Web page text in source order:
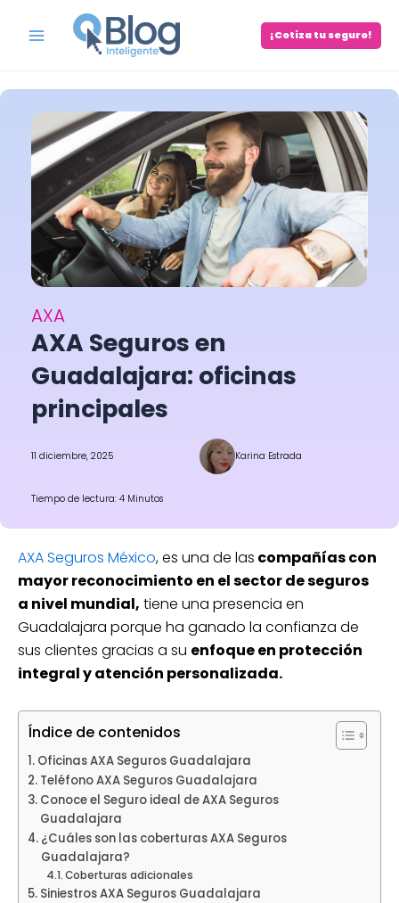
Menu
¡Cotiza tu seguro!
AXA
AXA Seguros en
Guadalajara: oficinas
principales
11 diciembre, 2025 Karina Estrada
Tiempo de lectura: 4 Minutos
AXA Seguros México, es una de las compañías con
mayor reconocimiento en el sector de seguros
a nivel mundial, tiene una presencia en
Guadalajara porque ha ganado la confianza de
sus clientes gracias a su enfoque en protección
integral y atención personalizada.
Índice de contenidos
Oficinas AXA Seguros Guadalajara
Teléfono AXA Seguros Guadalajara
Conoce el Seguro ideal de AXA Seguros
Guadalajara
¿Cuáles son las coberturas AXA Seguros
Guadalajara?
Coberturas adicionales
Siniestros AXA Seguros Guadalajara